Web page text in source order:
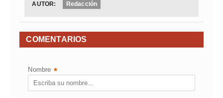
AUTOR: Redacción
COMENTARIOS
Nombre *